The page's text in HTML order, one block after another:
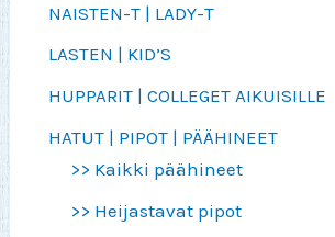
NAISTEN-T | LADY-T
LASTEN | KID’S
HUPPARIT | COLLEGET AIKUISILLE
HATUT | PIPOT | PÄÄHINEET
>> Kaikki päähineet
>> Heijastavat pipot